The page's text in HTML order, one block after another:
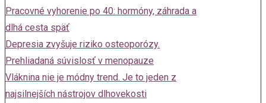
Pracovné vyhorenie po 40: hormóny, záhrada a
dlhá cesta späť
Depresia zvyšuje riziko osteoporózy.
Prehliadaná súvislosť v menopauze
Vláknina nie je módny trend. Je to jeden z
najsilnejších nástrojov dlhovekosti